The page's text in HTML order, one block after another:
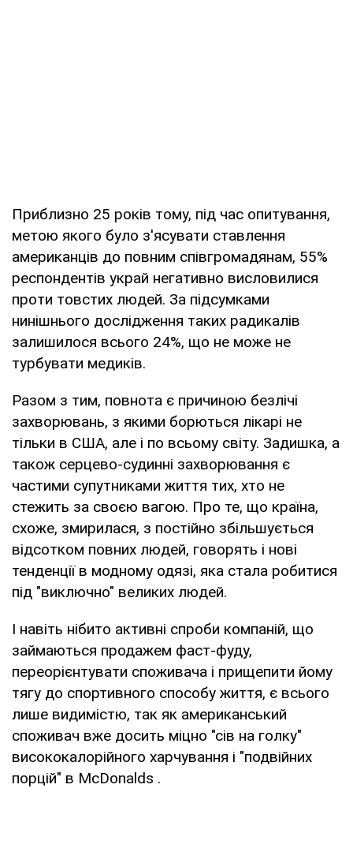
Приблизно 25 років тому, під час опитування,
метою якого було з'ясувати ставлення
американців до повним співгромадянам, 55%
респондентів украй негативно висловилися
проти товстих людей. За підсумками
нинішнього дослідження таких радикалів
залишилося всього 24%, що не може не
турбувати медиків.
Разом з тим, повнота є причиною безлічі
захворювань, з якими борються лікарі не
тільки в США, але і по всьому світу. Задишка, а
також серцево-судинні захворювання є
частими супутниками життя тих, хто не
стежить за своєю вагою. Про те, що країна,
схоже, змирилася, з постійно збільшується
відсотком повних людей, говорять і нові
тенденції в модному одязі, яка стала робитися
під "виключно" великих людей.
І навіть нібито активні спроби компаній, що
займаються продажем фаст-фуду,
переорієнтувати споживача і прищепити йому
тягу до спортивного способу життя, є всього
лише видимістю, так як американський
споживач вже досить міцно "сів на голку"
висококалорійного харчування і "подвійних
порцій" в McDonalds .